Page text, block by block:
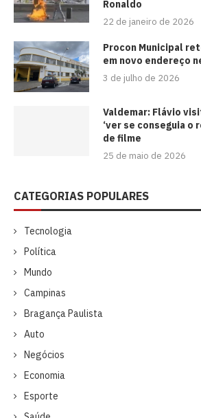
Ronaldo
22 de janeiro de 2026
Procon Municipal
em novo endereço
3 de julho de 2026
Valdemar: Flávio
‘ver se conseguia o
de filme
25 de maio de 2026
CATEGORIAS POPULARES
Tecnologia
Política
Mundo
Campinas
Bragança Paulista
Auto
Negócios
Economia
Esporte